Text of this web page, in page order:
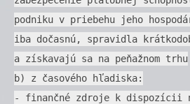
podniku v priebehu jeho
iba dočasnú, spravidla
a získavajú sa na peňažnom trhu
b) z časového hľadiska:
- finančné zdroje k dispozícii na